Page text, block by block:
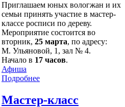
Приглашаем юных вологжан и их
семьи принять участие в мастер-
классе росписи по дереву.
Мероприятие состоится во
вторник, 25 марта, по адресу:
М. Ульяновой, 1, зал № 4.
Начало в 17 часов.
Афиша
Подробнее
Мастер-класс